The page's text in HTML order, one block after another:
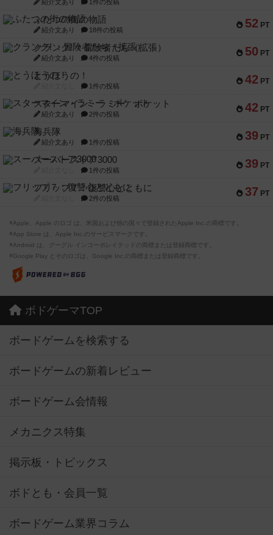
紹介文あり 1件の投稿
52 PT
ふたつの街の物語
紹介文あり 18件の投稿
50 PT
クランク! ：冒険者たち（拡張）
紹介文あり 4件の投稿
42 PT
とうほうの！
1件の投稿
42 PT
スターマイン・ラミー ポケット
紹介文あり 2件の投稿
39 PT
海兵隊
紹介文あり 1件の投稿
39 PT
スーパーストア3000
1件の投稿
37 PT
フリップ７：復讐心とともに
2件の投稿
※Apple、Apple のロゴ は、米国および他の国々で登録されたApple Inc.の商標です。
※App Store は、Apple Inc.のサービスマークです。
※Android は、グーグル インコーポレイテッドの商標または登録商標です。
※Google Play とそのロゴは、Google Inc.の商標または登録商標です。
ボドゲーマTOP
ボードゲームを検索する
ボードゲームの新着レビュー
ボードゲーム会情報
メカニクス特集
掲示板・トピックス
ボドとも・会員一覧
ボードゲーム業界コラム